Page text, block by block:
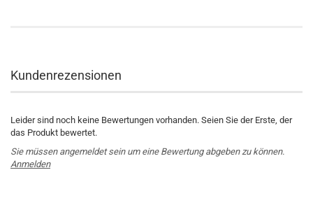
Kundenrezensionen
Leider sind noch keine Bewertungen vorhanden. Seien Sie der Erste, der
das Produkt bewertet.
Sie müssen angemeldet sein um eine Bewertung abgeben zu können.
Anmelden